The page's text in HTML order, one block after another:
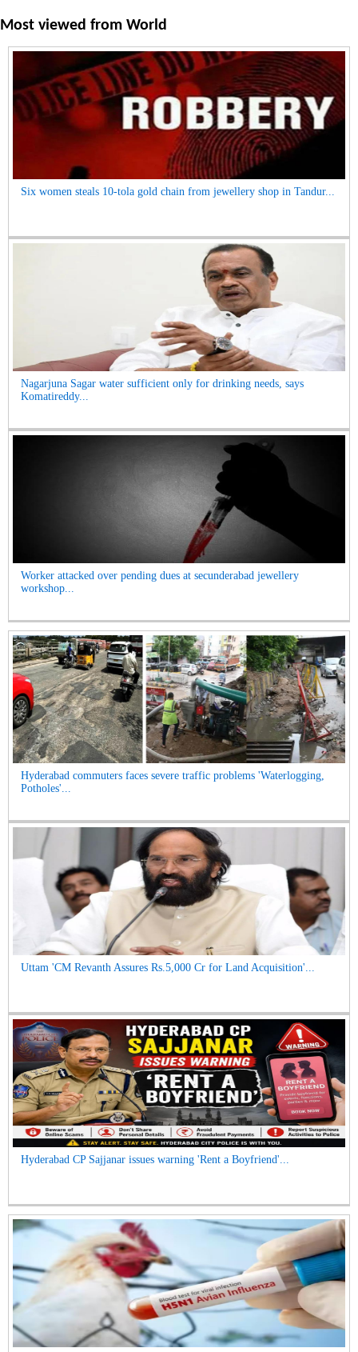
Most viewed from World
Six women steals 10-tola gold chain from jewellery shop in Tandur...
Nagarjuna Sagar water sufficient only for drinking needs, says
Komatireddy...
Worker attacked over pending dues at secunderabad jewellery
workshop...
Hyderabad commuters faces severe traffic problems 'Waterlogging,
Potholes'...
Uttam 'CM Revanth Assures Rs.5,000 Cr for Land Acquisition'...
Hyderabad CP Sajjanar issues warning 'Rent a Boyfriend'...